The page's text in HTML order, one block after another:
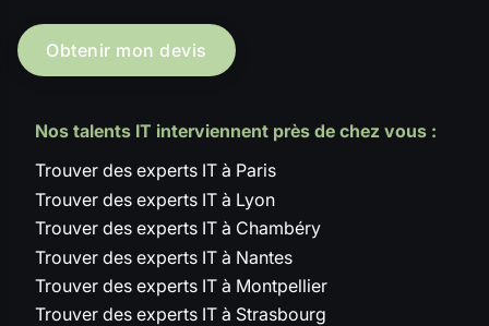
Obtenir mon devis
Nos talents IT interviennent près de chez vous :
Trouver des experts IT à Paris
Trouver des experts IT à Lyon
Trouver des experts IT à Chambéry
Trouver des experts IT à Nantes
Trouver des experts IT à Montpellier
Trouver des experts IT à Strasbourg